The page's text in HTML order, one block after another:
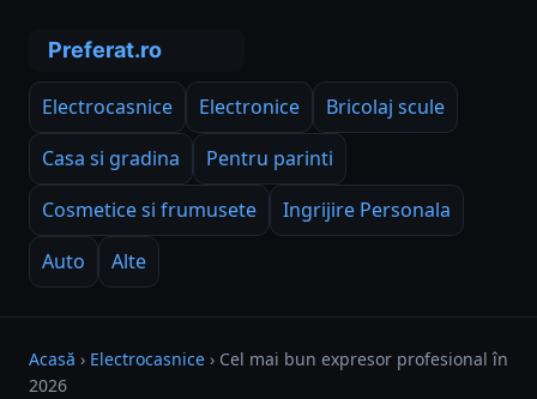
Electrocasnice Electronice
Bricolaj scule
Casa si gradina
Pentru parinti
Cosmetice si frumusete
Ingrijire Personala
Auto
Alte
Acasă › Electrocasnice › Cel mai bun expresor profesional în
2026